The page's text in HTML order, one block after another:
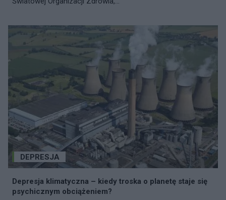
DEPRESJA
Depresja klimatyczna – kiedy troska o planetę staje się
psychicznym obciążeniem?